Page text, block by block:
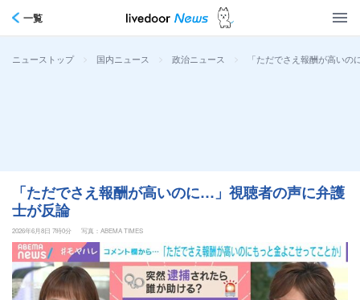
一覧
ニューストップ > 国内ニュース > 政治ニュース > 「ただでさえ報酬が高い
「ただでさえ報酬が高いのに…」視聴者の声に弁護
士が反論
2026年6月8日 7時0分 写真：ABEMA TIMES